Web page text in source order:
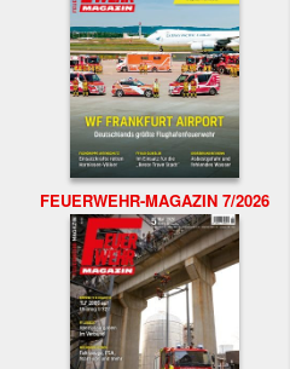
FEUERWEHR-MAGAZIN 7/2026